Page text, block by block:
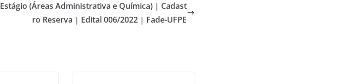
Estágio (Áreas Administrativa e Química) | Cadast
ro Reserva | Edital 006/2022 | Fade-UFPE